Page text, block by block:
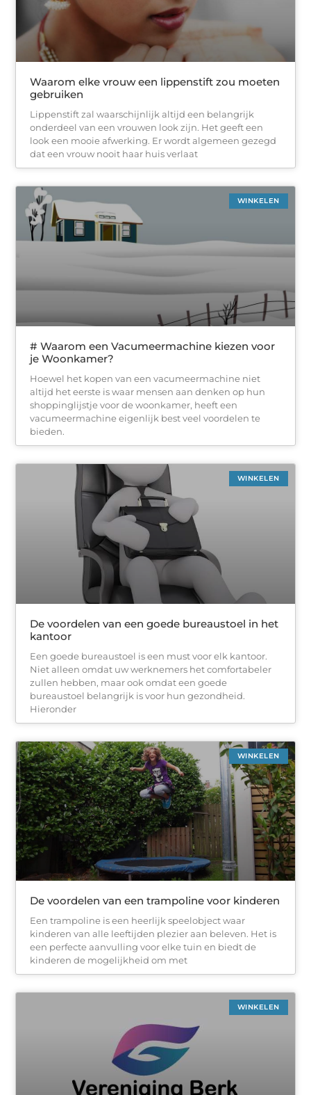
Waarom elke vrouw een lippenstift zou moeten
gebruiken
Lippenstift zal waarschijnlijk altijd een belangrijk
onderdeel van een vrouwen look zijn. Het geeft een
look een mooie afwerking. Er wordt algemeen gezegd
dat een vrouw nooit haar huis verlaat
WINKELEN
# Waarom een Vacumeermachine kiezen voor
je Woonkamer?
Hoewel het kopen van een vacumeermachine niet
altijd het eerste is waar mensen aan denken op hun
shoppinglijstje voor de woonkamer, heeft een
vacumeermachine eigenlijk best veel voordelen te
bieden.
WINKELEN
De voordelen van een goede bureaustoel in het
kantoor
Een goede bureaustoel is een must voor elk kantoor.
Niet alleen omdat uw werknemers het comfortabeler
zullen hebben, maar ook omdat een goede
bureaustoel belangrijk is voor hun gezondheid.
Hieronder
WINKELEN
De voordelen van een trampoline voor kinderen
Een trampoline is een heerlijk speelobject waar
kinderen van alle leeftijden plezier aan beleven. Het is
een perfecte aanvulling voor elke tuin en biedt de
kinderen de mogelijkheid om met
WINKELEN